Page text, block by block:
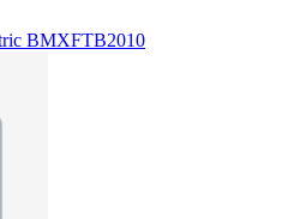
BMXFTB2010